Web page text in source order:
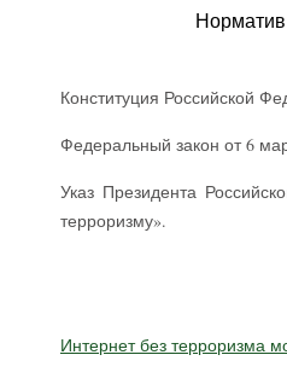
Конституция Российской
Федеральный закон от 6
Указ Президента
терроризму».
Интернет без терроризма